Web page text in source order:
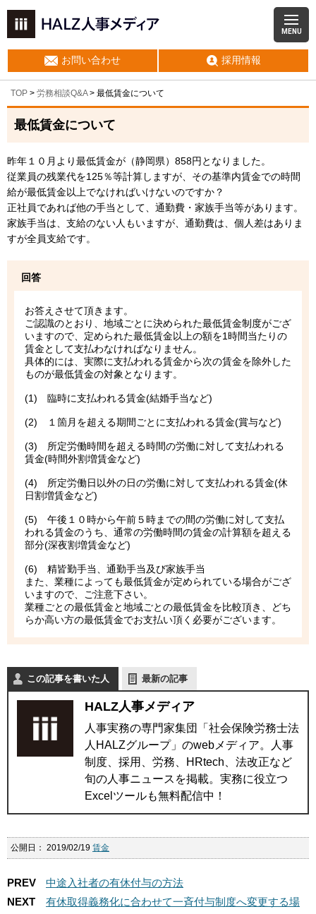
MENU
お問い合わせ 採用情報
TOP > 労務相談Q&A> 最低賃金について
最低賃金について
昨年１０月より最低賃金が（静岡県）858円となりました。
従業員の残業代を125％等計算しますが、その基準内賃金での時間
給が最低賃金以上でなければいけないのですか？
正社員であれば他の手当として、通勤費・家族手当等があります。
家族手当は、支給のない人もいますが、通勤費は、個人差はありま
すが全員支給です。
回答
お答えさせて頂きます。
ご認識のとおり、地域ごとに決められた最低賃金制度がござ
いますので、定められた最低賃金以上の額を1時間当たりの
賃金として支払わなければなりません。
具体的には、実際に支払われる賃金から次の賃金を除外した
ものが最低賃金の対象となります。
(1) 臨時に支払われる賃金(結婚手当など)
(2) １箇月を超える期間ごとに支払われる賃金(賞与など)
(3) 所定労働時間を超える時間の労働に対して支払われる
賃金(時間外割増賃金など)
(4) 所定労働日以外の日の労働に対して支払われる賃金(休
日割増賃金など)
(5) 午後１０時から午前５時までの間の労働に対して支払
われる賃金のうち、通常の労働時間の賃金の計算額を超える
部分(深夜割増賃金など)
(6) 精皆勤手当、通勤手当及び家族手当
また、業種によっても最低賃金が定められている場合がござ
いますので、ご注意下さい。
業種ごとの最低賃金と地域ごとの最低賃金を比較頂き、どち
らか高い方の最低賃金でお支払い頂く必要がございます。
この記事を書いた人 最新の記事
HALZ人事メディア
人事実務の専門家集団「社会保険労務士法
人HALZグループ」のwebメディア。人事
制度、採用、労務、HRtech、法改正など
旬の人事ニュースを掲載。実務に役立つ
Excelツールも無料配信中！
公開日： 2019/02/19 賃金
PREV
中途入社者の有休付与の方法
NEXT
有休取得義務化に合わせて一斉付与制度へ変更する場